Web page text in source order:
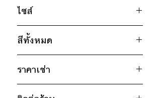
ไซส์
ไซส์ : 2XL
อก 50" / เอว 52" / สะโพก 52" /
ไหล่กว้าง 20" / วงแขน 24" / ยาว
29"
สีทั้งหมด
ราคาเช่า